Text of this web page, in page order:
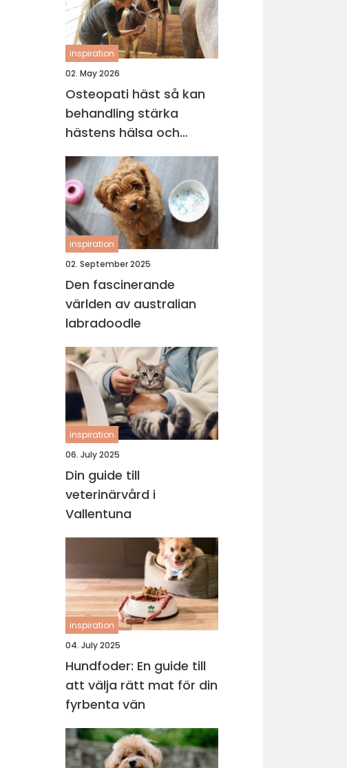
inspiration
02. May 2026
Osteopati häst så kan
behandling stärka
hästens hälsa och
prestation
inspiration
02. September 2025
Den fascinerande
världen av australian
labradoodle
inspiration
06. July 2025
Din guide till
veterinärvård i
Vallentuna
inspiration
04. July 2025
Hundfoder: En guide till
att välja rätt mat för din
fyrbenta vän